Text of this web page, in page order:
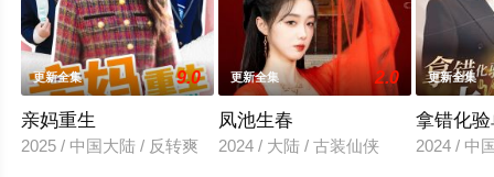
更新全集 9.0
亲妈重生
2025 / 中国大陆 / 反转爽
更新全集 2.0
凤池生春
2024 / 大陆 / 古装仙侠
更新全集
拿错化
2024 / 中